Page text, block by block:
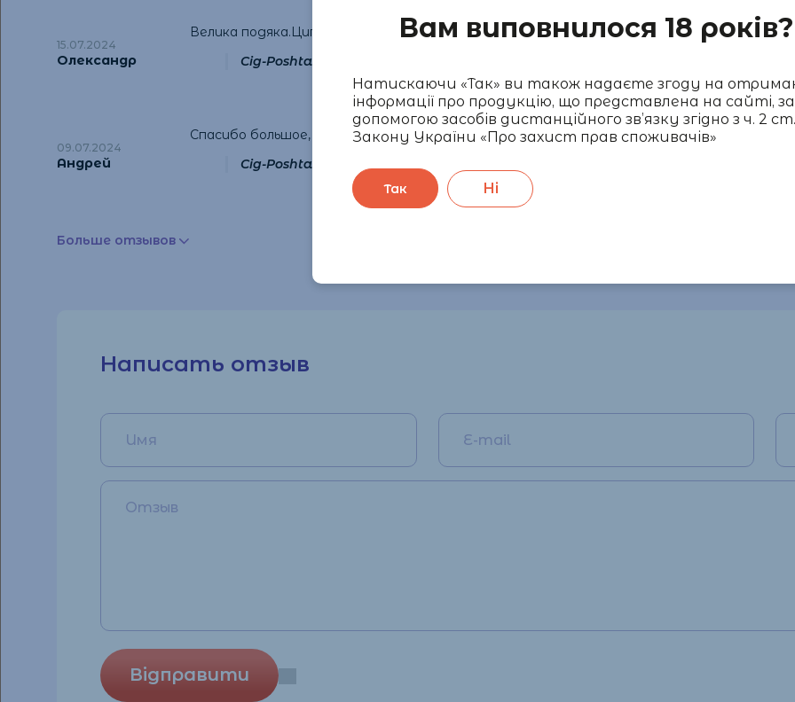
Вам виповнилося 18 років?
Натискаючи «Так» ви також надаєте згоду на
інформації про продукцію, що представлена на сайті, за
допомогою засобів дистанційного зв’язку згідно з ч. 2 ст.
Закону України «Про захист прав споживачів»
Так Ні
15.07.2024
Олександр
Велика подяка.Цигарки пришли бистро. Качество гарне.Рекомендую всім. Окремо дякую
Cig-Poshta:
Дякуємо за приємний відгук! Раді, що Ви задоволені нашим
09.07.2024
Андрей
Спасибо большое, все пришло четко и быстро, отдельное спасибо за подарок
Cig-Poshta:
Больше отзывов
Написать отзыв
Рейтинг
Відправити